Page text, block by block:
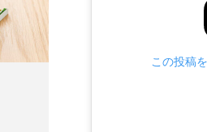
この投稿